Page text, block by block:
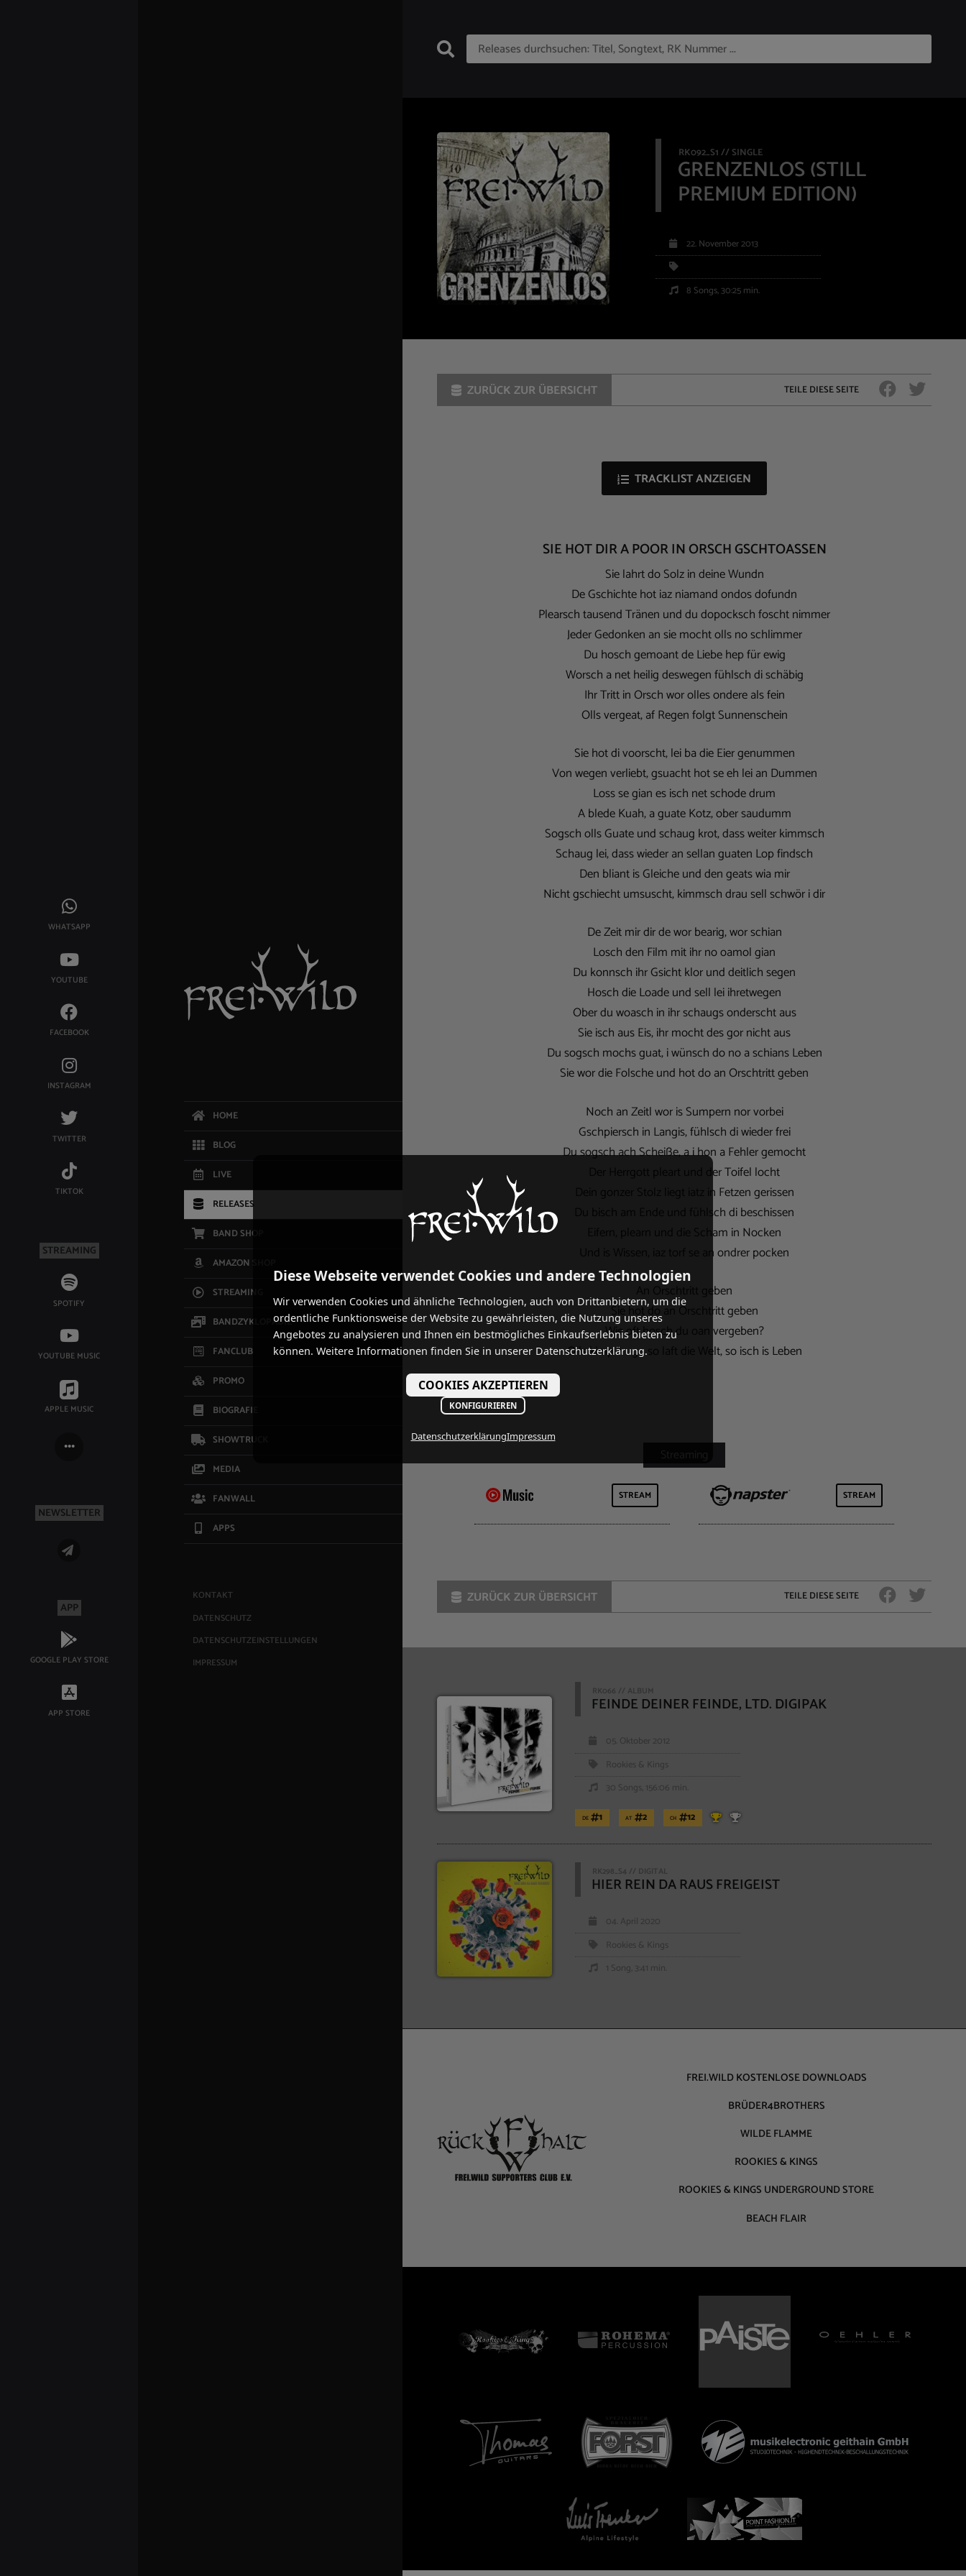
WHATSAPP
YOUTUBE
FACEBOOK
INSTAGRAM
TWITTER
TIKTOK
STREAMING
SPOTIFY
YOUTUBE MUSIC
APPLE MUSIC
NEWSLETTER
APP
GOOGLE PLAY STORE
APP STORE
HOME
BLOG
LIVE
RELEASES
BAND SHOP
AMAZON SHOP
STREAMING
BANDZYKLOPÄDIE
FANCLUB
PROMO
BIOGRAFIE
SHOWTRUCK
MEDIA
FANWALL
APPS
KONTAKT
DATENSCHUTZ
DATENSCHUTZEINSTELLUNGEN
IMPRESSUM
RK092_S1 // SINGLE
GRENZENLOS (STILL
PREMIUM EDITION)
22. November 2013
8 Songs, 30:25 min.
ZURÜCK ZUR ÜBERSICHT TEILE DIESE SEITE
TRACKLIST ANZEIGEN
SIE HOT DIR A POOR IN ORSCH GSCHTOASSEN
Sie lahrt do Solz in deine Wundn
De Gschichte hot iaz niamand ondos dofundn
Plearsch tausend Tränen und du dopocksch foscht nimmer
Jeder Gedonken an sie mocht olls no schlimmer
Du hosch gemoant de Liebe hep für ewig
Worsch a net heilig deswegen fühlsch di schäbig
Ihr Tritt in Orsch wor olles ondere als fein
Olls vergeat, af Regen folgt Sunnenschein
Sie hot di voorscht, lei ba die Eier genummen
Von wegen verliebt, gsuacht hot se eh lei an Dummen
Loss se gian es isch net schode drum
A blede Kuah, a guate Kotz, ober saudumm
Sogsch olls Guate und schaug krot, dass weiter kimmsch
Schaug lei, dass wieder an sellan guaten Lop findsch
Den bliant is Gleiche und den geats wia mir
Nicht gschiecht umsuscht, kimmsch drau sell schwör i dir
De Zeit mir dir de wor bearig, wor schian
Losch den Film mit ihr no oamol gian
Du konnsch ihr Gsicht klor und deitlich segen
Hosch die Loade und sell lei ihretwegen
Ober du woasch in ihr schaugs onderscht aus
Sie isch aus Eis, ihr mocht des gor nicht aus
Du sogsch mochs guat, i wünsch do no a schians Leben
Sie wor die Folsche und hot do an Orschtritt geben
Noch an Zeitl wor is Sumpern nor vorbei
Gschpiersch in Langis, fühlsch di wieder frei
Du sogsch ach Scheiße, a i hon a Fehler gemocht
Der Herrgott pleart und der Toifel locht
Dein gonzer Stolz liegt iatz in Fetzen gerissen
Du bisch am Ende und fühlsch di beschissen
Eifern, plearn und die Scham in Nocken
Und is Wissen, iaz torf se an ondrer pocken
An Orschtritt geben
Sie hot do an Orschtritt geben
Wie oft hosch du oan vergeben?
Olls kimp zrugg so laft die Welt, so isch is Leben
STREAM STREAM
TEILE DIESE SEITE
ZURÜCK ZUR ÜBERSICHT
RK066 // ALBUM
FEINDE DEINER FEINDE, LTD. DIGIPAK
05. Oktober 2012
Rookies & Kings
30 Songs, 156:06 min.
DE 1 AT 2 CH 12
RK298_S4 // DIGITAL
HIER REIN DA RAUS FREIGEIST
04. April 2020
Rookies & Kings
1 Song, 3:41 min.
FREI.WILD KOSTENLOSE DOWNLOADS
BRÜDER4BROTHERS
WILDE FLAMME
ROOKIES & KINGS
ROOKIES & KINGS UNDERGROUND STORE
BEACH FLAIR
Diese Webseite verwendet Cookies und andere Technologien
Wir verwenden Cookies und ähnliche Technologien, auch von Drittanbietern, um die
ordentliche Funktionsweise der Website zu gewährleisten, die Nutzung unseres
Angebotes zu analysieren und Ihnen ein bestmögliches Einkaufserlebnis bieten zu
können. Weitere Informationen finden Sie in unserer Datenschutzerklärung.
COOKIES AKZEPTIEREN
KONFIGURIEREN
DatenschutzerklärungImpressum